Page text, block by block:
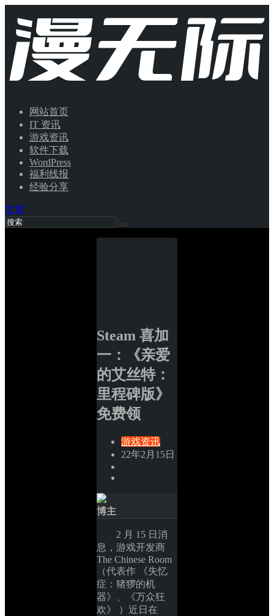
网站首页
IT 资讯
游戏资讯
软件下载
WordPress
福利线报
经验分享
文章
Steam 喜加
一：《亲爱
的艾丝特：
里程碑版》
免费领
游戏资讯
22年2月15日
博主
2 月 15 日消
息，游戏开发商
The Chinese Room
（代表作 《失忆
症：猪猡的机
器》、《万众狂
欢》 ）近日在